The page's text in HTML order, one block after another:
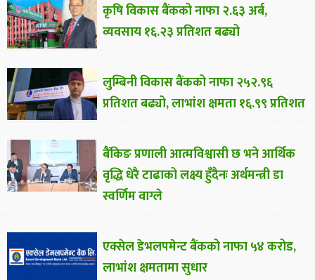
कृषि विकास बैंकको नाफा २.६३ अर्ब,
व्यवसाय १६.२३ प्रतिशत बढ्यो
लुम्बिनी विकास बैंकको नाफा २५२.९६
प्रतिशत बढ्यो, लाभांश क्षमता १६.९९ प्रतिशत
बैंकिङ प्रणाली आत्मविश्वासी छ भने आर्थिक
वृद्धि धेरै टाढाको लक्ष्य हुँदैनः अर्थमन्त्री डा
स्वर्णिम वाग्ले
एक्सेल डेभलपमेन्ट बैंकको नाफा ५४ करोड,
लाभांश क्षमतामा सुधार